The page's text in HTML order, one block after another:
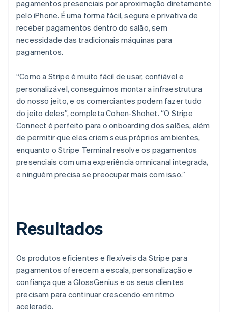
pagamentos presenciais por aproximação diretamente
pelo iPhone. É uma forma fácil, segura e privativa de
receber pagamentos dentro do salão, sem
necessidade das tradicionais máquinas para
pagamentos.
“Como a Stripe é muito fácil de usar, confiável e
personalizável, conseguimos montar a infraestrutura
do nosso jeito, e os comerciantes podem fazer tudo
do jeito deles”, completa Cohen-Shohet. “O Stripe
Connect é perfeito para o onboarding dos salões, além
de permitir que eles criem seus próprios ambientes,
enquanto o Stripe Terminal resolve os pagamentos
presenciais com uma experiência omnicanal integrada,
e ninguém precisa se preocupar mais com isso.”
Resultados
Os produtos eficientes e flexíveis da Stripe para
pagamentos oferecem a escala, personalização e
confiança que a GlossGenius e os seus clientes
precisam para continuar crescendo em ritmo
acelerado.